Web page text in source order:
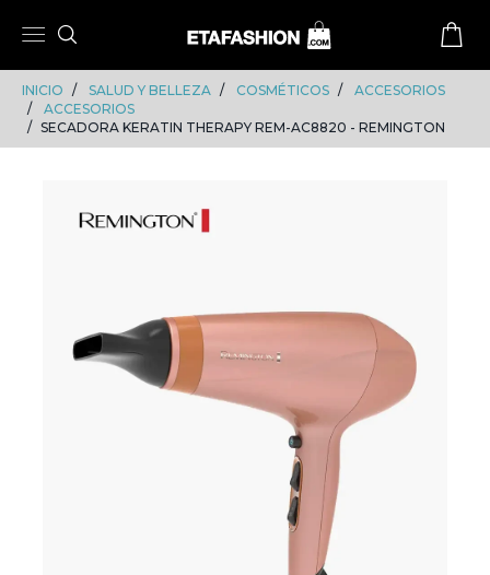
INICIO SALUD Y BELLEZA COSMÉTICOS
ACCESORIOS
ACCESORIOS
SECADORA KERATIN THERAPY REM-AC8820 - REMINGTON